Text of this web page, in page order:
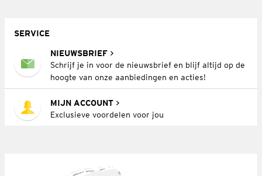
SERVICE
NIEUWSBRIEF
Schrijf je in voor de nieuwsbrief en blijf altijd op de
hoogte van onze aanbiedingen en acties!
MIJN ACCOUNT
Exclusieve voordelen voor jou